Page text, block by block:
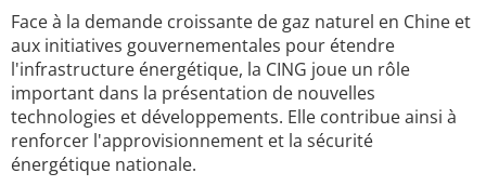
Face à la demande croissante de gaz naturel en Chine et
aux initiatives gouvernementales pour étendre
l'infrastructure énergétique, la CING joue un rôle
important dans la présentation de nouvelles
technologies et développements. Elle contribue ainsi à
renforcer l'approvisionnement et la sécurité
énergétique nationale.